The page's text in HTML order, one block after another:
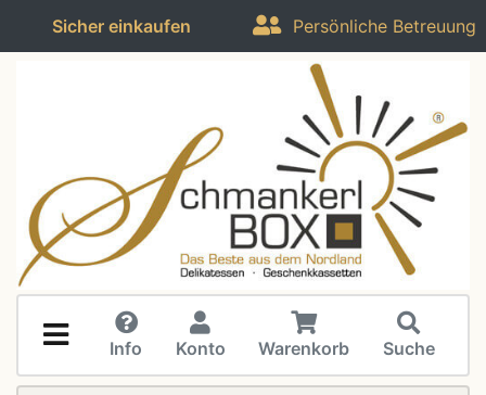
Sicher einkaufen Persönliche Betreuung
Info Konto Warenkorb Suche